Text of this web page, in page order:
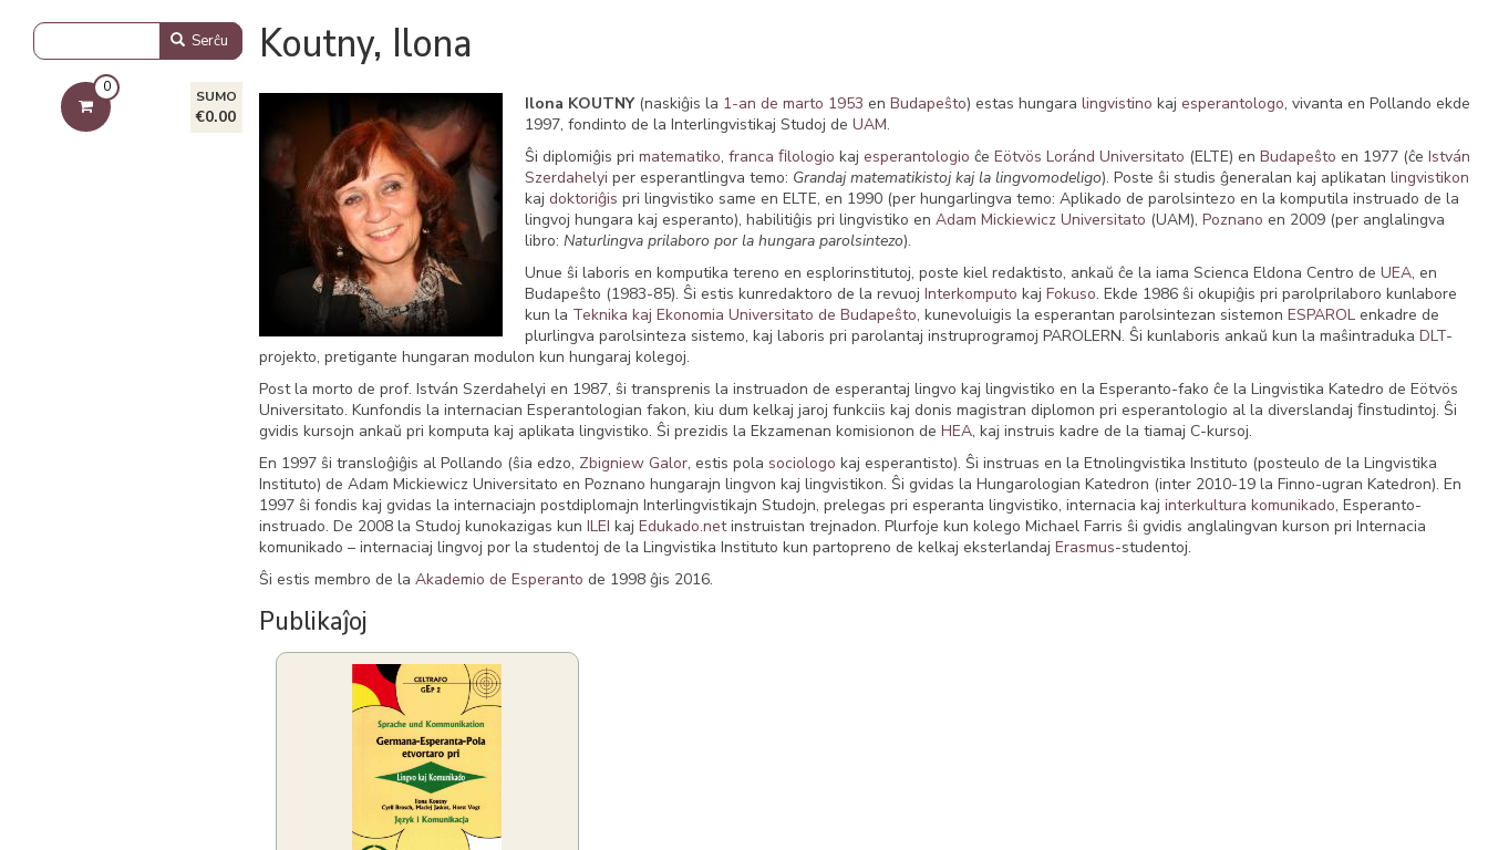
Koutny, Ilona
Ilona KOUTNY(naskiĝis la 1-an de marto 1953 en Budapeŝto) estas hungara lingvistino kaj esperantologo, vivanta en Pollando ekde
1997, fondinto de la Interlingvistikaj Studoj de UAM.
Ŝi diplomiĝis pri matematiko, franca ﬁlologio kaj esperantologio ĉe Eötvös Loránd Universitato (ELTE) en Budapeŝto en 1977 (ĉe István
Szerdahelyi per esperantlingva temo: Grandaj matematikistoj kaj la lingvomodeligo). Poste ŝi studis ĝeneralan kaj aplikatan lingvistikon
kaj doktoriĝis pri lingvistiko same en ELTE, en 1990 (per hungarlingva temo: Aplikado de parolsintezo en la komputila instruado de la
lingvoj hungara kaj esperanto), habilitiĝis pri lingvistiko en Adam Mickiewicz Universitato (UAM), Poznano en 2009 (per anglalingva
libro: Naturlingva prilaboro por la hungara parolsintezo).
Unue ŝi laboris en komputika tereno en esplorinstitutoj, poste kiel redaktisto, ankaŭ ĉe la iama Scienca Eldona Centro de UEA, en
Budapeŝto (1983-85). Ŝi estis kunredaktoro de la revuoj Interkomputo kaj Fokuso. Ekde 1986 ŝi okupiĝis pri parolprilaboro kunlabore
kun la Teknika kaj Ekonomia Universitato de Budapeŝto, kunevoluigis la esperantan parolsintezan sistemon ESPAROL enkadre de
plurlingva parolsinteza sistemo, kaj laboris pri parolantaj instruprogramoj PAROLERN. Ŝi kunlaboris ankaŭ kun la maŝintraduka DLT-
projekto, pretigante hungaran modulon kun hungaraj kolegoj.
Post la morto de prof. István Szerdahelyi en 1987, ŝi transprenis la instruadon de esperantaj lingvo kaj lingvistiko en la Esperanto-fako ĉe la Lingvistika Katedro de Eötvös
Universitato. Kunfondis la internacian Esperantologian fakon, kiu dum kelkaj jaroj funkciis kaj donis magistran diplomon pri esperantologio al la diverslandaj ﬁnstudintoj. Ŝi
gvidis kursojn ankaŭ pri komputa kaj aplikata lingvistiko. Ŝi prezidis la Ekzamenan komisionon de HEA, kaj instruis kadre de la tiamaj C-kursoj.
En 1997 ŝi transloĝiĝis al Pollando (ŝia edzo, Zbigniew Galor, estis pola sociologo kaj esperantisto). Ŝi instruas en la Etnolingvistika Instituto (posteulo de la Lingvistika
Instituto) de Adam Mickiewicz Universitato en Poznano hungarajn lingvon kaj lingvistikon. Ŝi gvidas la Hungarologian Katedron (inter 2010-19 la Finno-ugran Katedron). En
1997 ŝi fondis kaj gvidas la internaciajn postdiplomajn Interlingvistikajn Studojn, prelegas pri esperanta lingvistiko, internacia kaj interkultura komunikado, Esperanto-
instruado. De 2008 la Studoj kunokazigas kun ILEI kaj Edukado.netinstruistan trejnadon. Plurfoje kun kolego Michael Farris ŝi gvidis anglalingvan kurson pri Internacia
komunikado – internaciaj lingvoj por la studentoj de la Lingvistika Instituto kun partopreno de kelkaj eksterlandaj Erasmus-studentoj.
Ŝi estis membro de la Akademio de Esperanto de 1998 ĝis 2016.
Publikaĵoj
Serĉu
0
SUMO
€0.00